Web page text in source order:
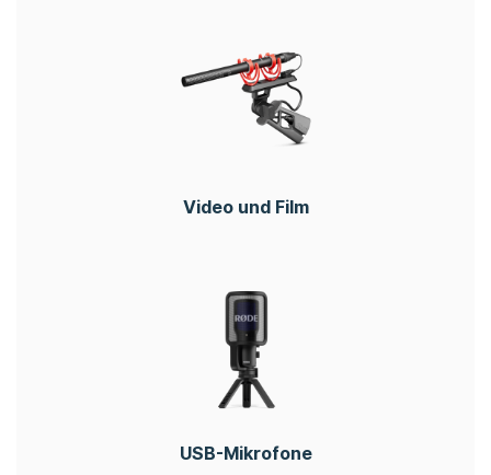
Video und Film
USB-Mikrofone